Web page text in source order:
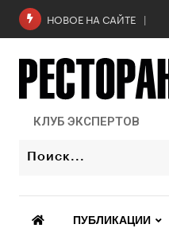
НОВОЕ НА САЙТЕ
КЛУБ ЭКСПЕРТОВ
ПУБЛИКАЦИИ